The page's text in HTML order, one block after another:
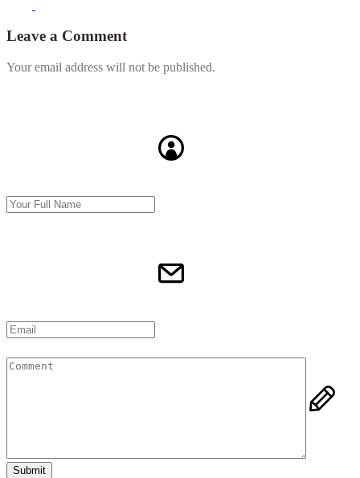
Leave a Comment
Your email address will not be published.
Submit